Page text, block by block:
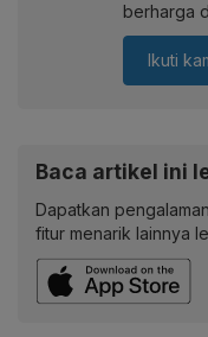
berharga
Ikuti
Baca artikel ini
Dapatkan
fitur menarik lainnya